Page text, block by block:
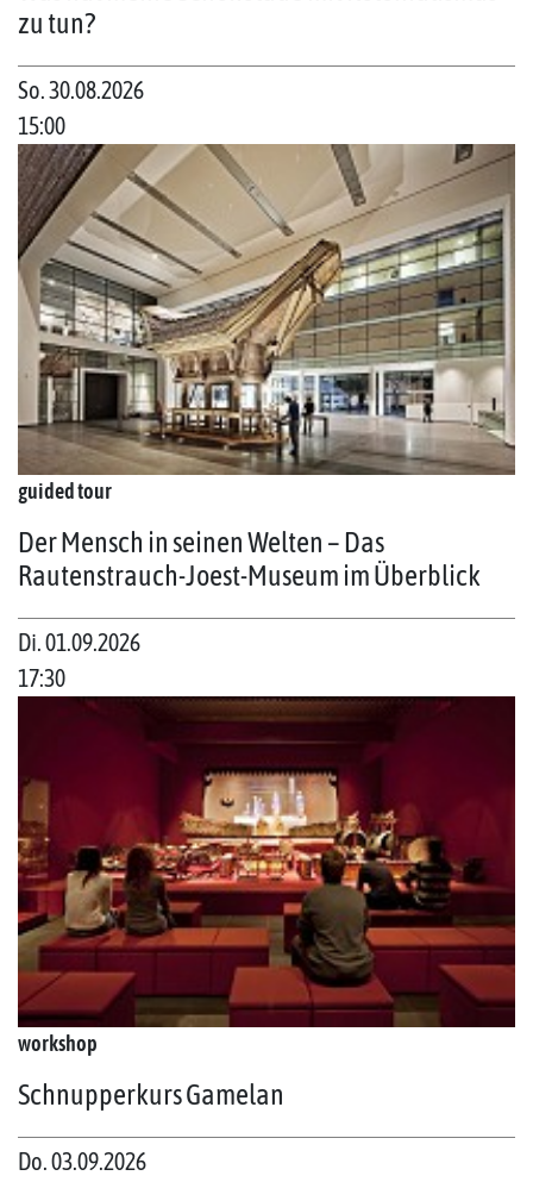
zu tun?
So. 30.08.2026
15:00
guided tour
Der Mensch in seinen Welten – Das
Rautenstrauch-Joest-Museum im Überblick
Di. 01.09.2026
17:30
workshop
Schnupperkurs Gamelan
Do. 03.09.2026